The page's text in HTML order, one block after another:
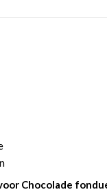
Chocolade